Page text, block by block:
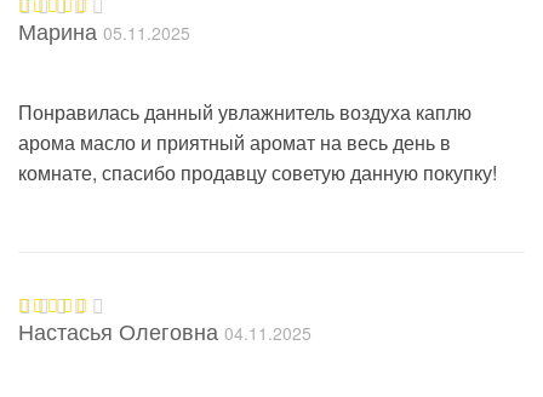
Оценка5
Марина 05.11.2025
Понравилась данный увлажнитель воздуха каплю
арома масло и приятный аромат на весь день в
комнате, спасибо продавцу советую данную покупку!
Оценка5
Настасья Олеговна 04.11.2025